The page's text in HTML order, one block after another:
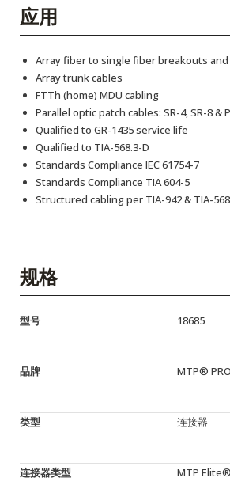
应用
Array fiber to single fiber breakouts
Array trunk cables
FTTh (home) MDU cabling
Parallel optic patch cables: SR-4, SR-8 &
Qualified to GR-1435 service life
Qualified to TIA-568.3-D
Standards Compliance IEC 61754-7
Standards Compliance TIA 604-5
Structured cabling per TIA-942 & TIA-568
规格
型号 18685
品牌 MTP® PRO
类型 连接器
连接器类型 MTP